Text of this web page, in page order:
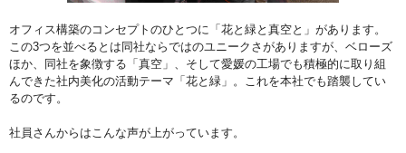
オフィス構築のコンセプトのひとつに「花と緑と真空と」があります。
この3つを並べるとは同社ならではのユニークさがありますが、ベローズ
ほか、同社を象徴する「真空」、そして愛媛の工場でも積極的に取り組
んできた社内美化の活動テーマ「花と緑」。これを本社でも踏襲してい
るのです。
社員さんからはこんな声が上がっています。